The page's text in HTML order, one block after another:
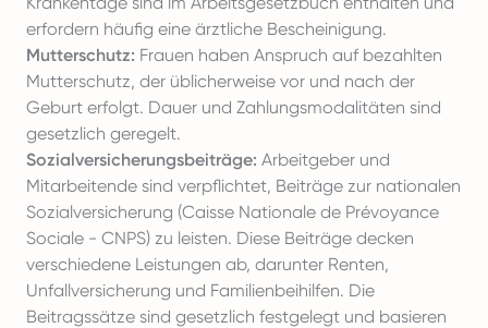
erfordern häufig eine ärztliche Bescheinigung.
Mutterschutz: Frauen haben Anspruch auf bezahlten
Mutterschutz, der üblicherweise vor und nach der
Geburt erfolgt. Dauer und Zahlungsmodalitäten sind
gesetzlich geregelt.
Sozialversicherungsbeiträge: Arbeitgeber und
Mitarbeitende sind verpflichtet, Beiträge zur nationalen
Sozialversicherung (Caisse Nationale de Prévoyance
Sociale - CNPS) zu leisten. Diese Beiträge decken
verschiedene Leistungen ab, darunter Renten,
Unfallversicherung und Familienbeihilfen. Die
Beitragssätze sind gesetzlich festgelegt und basieren